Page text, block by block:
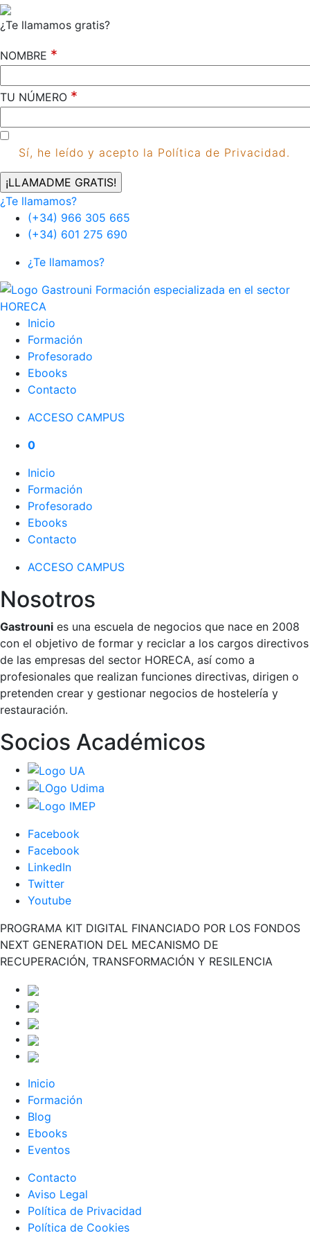
¿Te llamamos gratis?
NOMBRE *
TU NÚMERO *
Sí, he leído y acepto la Política de Privacidad.
¿Te llamamos?
(+34) 966 305 665
(+34) 601 275 690
¿Te llamamos?
Inicio
Formación
Profesorado
Ebooks
Contacto
ACCESO CAMPUS
0
Inicio
Formación
Profesorado
Ebooks
Contacto
ACCESO CAMPUS
Nosotros
Gastrouni es una escuela de negocios que nace en 2008
con el objetivo de formar y reciclar a los cargos directivos
de las empresas del sector HORECA, así como a
profesionales que realizan funciones directivas, dirigen o
pretenden crear y gestionar negocios de hostelería y
restauración.
Socios Académicos
Facebook
Facebook
LinkedIn
Twitter
Youtube
PROGRAMA KIT DIGITAL FINANCIADO POR LOS FONDOS
NEXT GENERATION DEL MECANISMO DE
RECUPERACIÓN, TRANSFORMACIÓN Y RESILENCIA
Inicio
Formación
Blog
Ebooks
Eventos
Contacto
Aviso Legal
Política de Privacidad
Política de Cookies